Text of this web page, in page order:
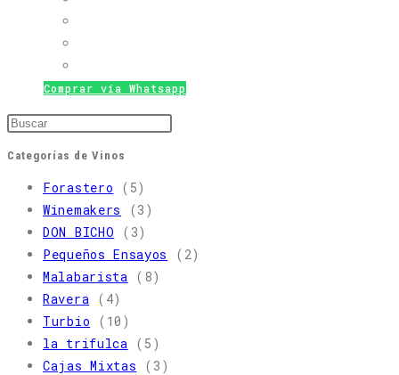
Comprar vía Whatsapp
de
Categorías de Vinos
Forastero
(5)
Winemakers
(3)
DON BICHO
(3)
Pequeños Ensayos
(2)
Malabarista
(8)
Ravera
(4)
Turbio
(10)
la trifulca
(5)
Cajas Mixtas
(3)